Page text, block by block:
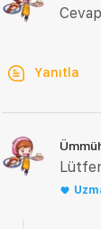
Yanıtla